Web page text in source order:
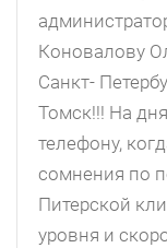
Коновалову
Санкт-
Томск!!! На
телефону,
сомнения по
Питерской
уровня и